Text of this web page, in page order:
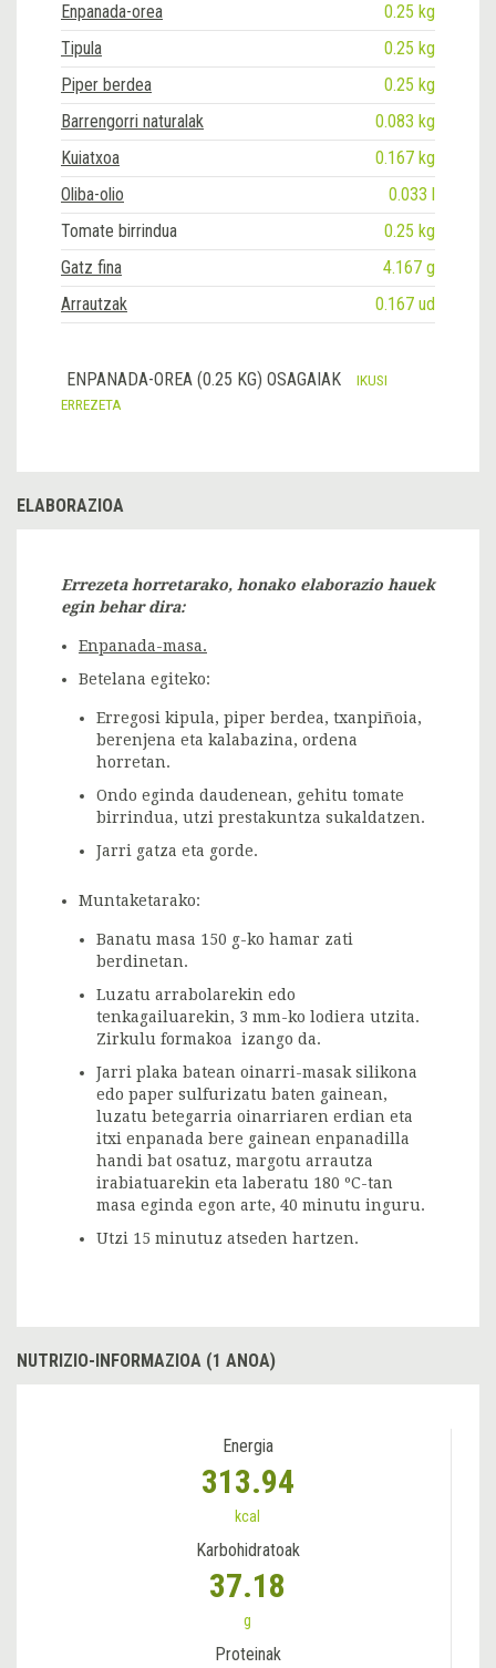
Enpanada-orea
0.25 kg
Tipula
0.25 kg
Piper berdea
0.25 kg
Barrengorri naturalak
0.083 kg
Kuiatxoa
0.167 kg
Oliba-olio
0.033 l
Tomate birrindua
0.25 kg
Gatz fina
4.167 g
Arrautzak
0.167 ud
ENPANADA-OREA (0.25 KG) OSAGAIAK
IKUSI
ERREZETA
ELABORAZIOA
Errezeta horretarako, honako elaborazio hauek
egin behar dira:
Enpanada-masa.
Betelana egiteko:
Erregosi kipula, piper berdea, txanpiñoia,
berenjena eta kalabazina, ordena
horretan.
Ondo eginda daudenean, gehitu tomate
birrindua, utzi prestakuntza sukaldatzen.
Jarri gatza eta gorde.
Muntaketarako:
Banatu masa 150 g-ko hamar zati
berdinetan.
Luzatu arrabolarekin edo
tenkagailuarekin, 3 mm-ko lodiera utzita.
Zirkulu formakoa izango da.
Jarri plaka batean oinarri-masak silikona
edo paper sulfurizatu baten gainean,
luzatu betegarria oinarriaren erdian eta
itxi enpanada bere gainean enpanadilla
handi bat osatuz, margotu arrautza
irabiatuarekin eta laberatu 180 ºC-tan
masa eginda egon arte, 40 minutu inguru.
Utzi 15 minutuz atseden hartzen.
NUTRIZIO-INFORMAZIOA (1 ANOA)
Energia
313.94
kcal
Karbohidratoak
37.18
g
Proteinak